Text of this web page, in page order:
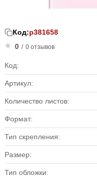
Код:р381658
0 / 0 отзывов
Код:
Артикул:
Количество листов:
Формат:
Тип скрепления:
Размер:
Тип обложки: